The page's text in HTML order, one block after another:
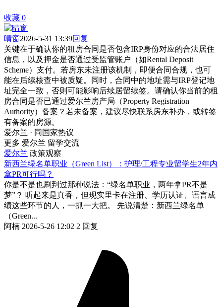
收藏 0
晴窗2026-5-31 13:39回复
关键在于确认你的租房合同是否包含IRP身份对应的合法居住
信息，以及押金是否通过受监管账户（如Rental Deposit
Scheme）支付。若房东未注册该机制，即便合同合规，也可
能在后续核查中被质疑。同时，合同中的地址需与IRP登记地
址完全一致，否则可能影响后续居留续签。请确认你当前的租
房合同是否已通过爱尔兰房产局（Property Registration
Authority）备案？若未备案，建议尽快联系房东补办，或转签
有备案的房源。
爱尔兰 · 同国家热议
更多 爱尔兰 留学交流
爱尔兰 政策观察
新西兰绿名单职业（Green List）：护理/工程专业留学生2年内
拿PR可行吗？
你是不是也刷到过那种说法：“绿名单职业，两年拿PR不是
梦”？ 听起来是真香，但现实里卡在注册、学历认证、语言成
绩这些环节的人，一抓一大把。 先说清楚：新西兰绿名单
（Green...
阿楠 2026-5-26 12:02 2 回复